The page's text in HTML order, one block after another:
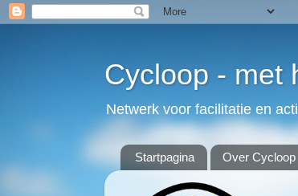
Cycloop - met
Netwerk voor facilitatie en
Startpagina Over Cycloop